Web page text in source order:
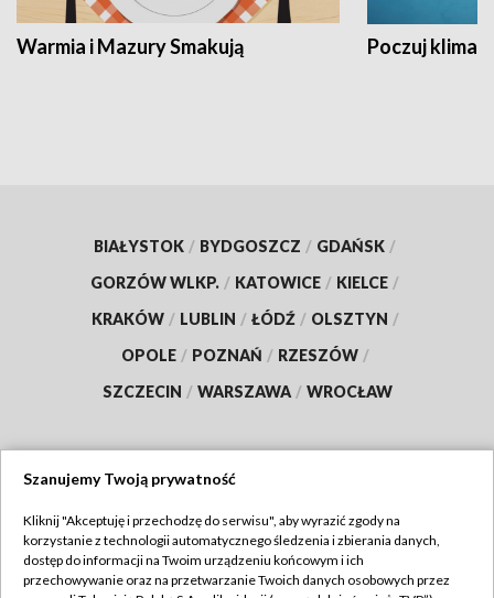
Warmia i Mazury Smakują Poczuj klimat
BIAŁYSTOK / BYDGOSZCZ / GDAŃSK /
GORZÓW WLKP. / KATOWICE / KIELCE /
KRAKÓW / LUBLIN / ŁÓDŹ / OLSZTYN /
OPOLE / POZNAŃ / RZESZÓW /
SZCZECIN / WARSZAWA / WROCŁAW
TVP
Abonament TVP
Regulamin TVP
Szanujemy Twoją prywatność
Kliknij "Akceptuję i przechodzę do serwisu", aby wyrazić zgody na
korzystanie z technologii automatycznego śledzenia i zbierania danych,
dostęp do informacji na Twoim urządzeniu końcowym i ich
przechowywanie oraz na przetwarzanie Twoich danych osobowych przez